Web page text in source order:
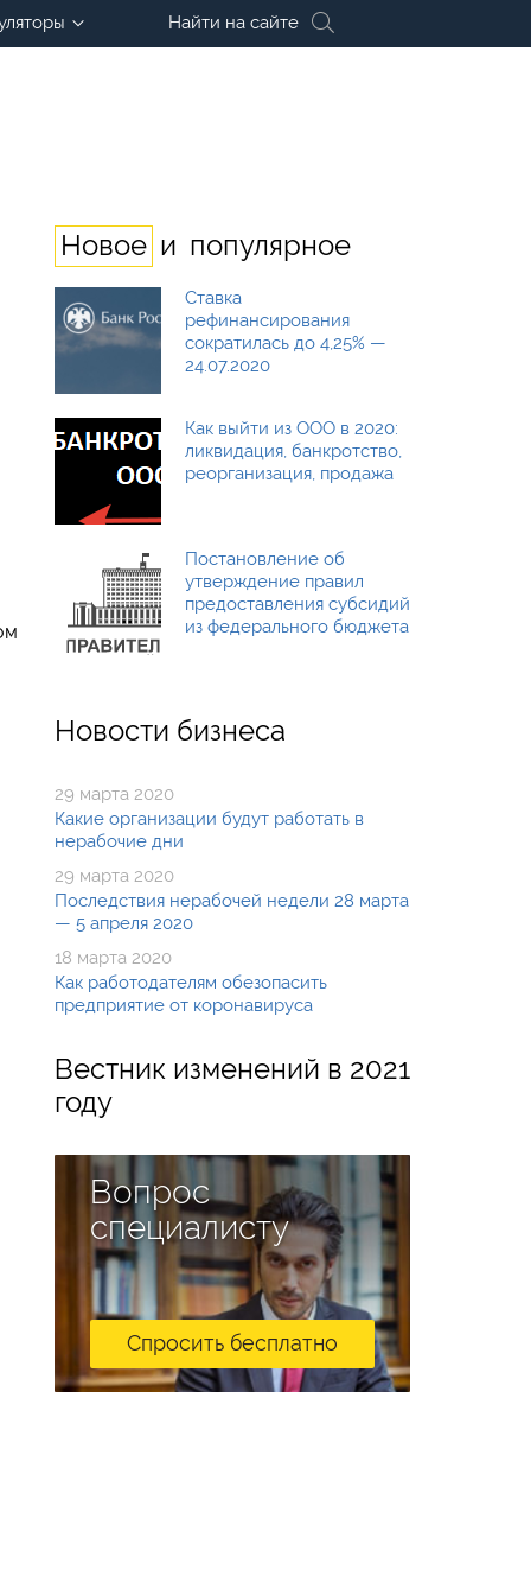
Найти на сайте
Новое и популярное
Ставка
рефинансирования
сократилась до 4,25% —
24.07.2020
Как выйти из ООО в 2020:
ликвидация, банкротство,
реорганизация, продажа
Постановление об
утверждение правил
предоставления субсидий
из федерального бюджета
Новости бизнеса
29 марта 2020
Какие организации будут работать в
нерабочие дни
29 марта 2020
Последствия нерабочей недели 28 марта
— 5 апреля 2020
18 марта 2020
Как работодателям обезопасить
предприятие от коронавируса
Вестник изменений в 2021
году
Вопрос
специалисту
Спросить бесплатно